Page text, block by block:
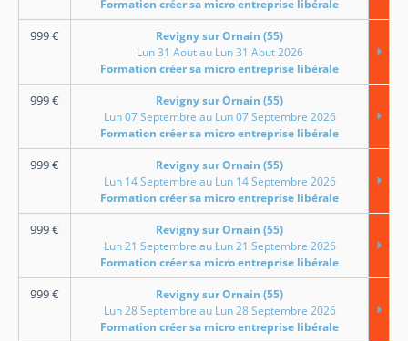
Formation créer sa micro entreprise libérale
999€
Revigny sur Ornain (55)
Lun 31 Aout au Lun 31 Aout 2026
Formation créer sa micro entreprise libérale
999€
Revigny sur Ornain (55)
Lun 07 Septembre au Lun 07 Septembre 2026
Formation créer sa micro entreprise libérale
999€
Revigny sur Ornain (55)
Lun 14 Septembre au Lun 14 Septembre 2026
Formation créer sa micro entreprise libérale
999€
Revigny sur Ornain (55)
Lun 21 Septembre au Lun 21 Septembre 2026
Formation créer sa micro entreprise libérale
999€
Revigny sur Ornain (55)
Lun 28 Septembre au Lun 28 Septembre 2026
Formation créer sa micro entreprise libérale